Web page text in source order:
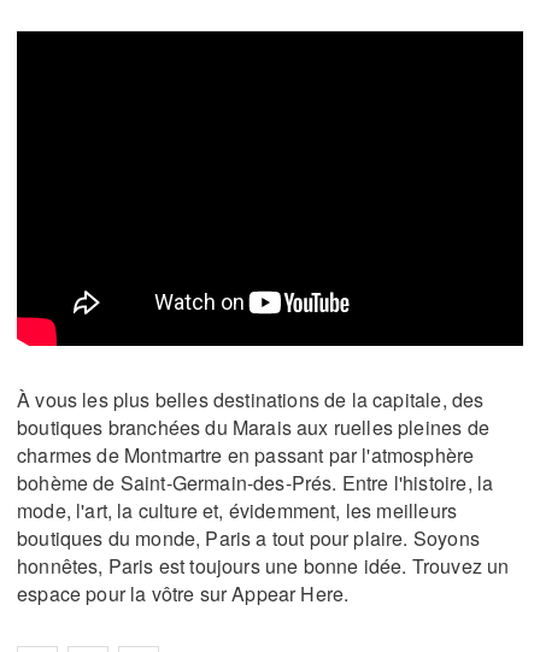
À vous les plus belles destinations de la capitale, des
boutiques branchées du Marais aux ruelles pleines de
charmes de Montmartre en passant par l'atmosphère
bohème de Saint-Germain-des-Prés. Entre l'histoire, la
mode, l'art, la culture et, évidemment, les meilleurs
boutiques du monde, Paris a tout pour plaire. Soyons
honnêtes, Paris est toujours une bonne idée. Trouvez un
espace pour la vôtre sur Appear Here.